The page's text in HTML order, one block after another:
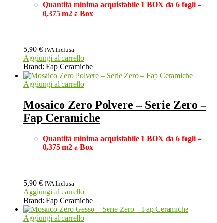
Quantità minima acquistabile 1 BOX da 6 fogli –
0,375 m2 a Box
5,90 € IVA Inclusa
Aggiungi al carrello
Brand: Fap Ceramiche
Aggiungi al carrello
Mosaico Zero Polvere – Serie Zero –
Fap Ceramiche
Quantità minima acquistabile 1 BOX da 6 fogli –
0,375 m2 a Box
5,90 € IVA Inclusa
Aggiungi al carrello
Brand: Fap Ceramiche
Aggiungi al carrello